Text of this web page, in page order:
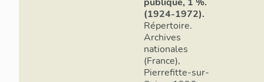
ces
prendre la
fixe le nom des
publique, 1 %.
(1924-1972).
Répertoire.
Archives
nationales
(France),
Pierrefitte-sur-